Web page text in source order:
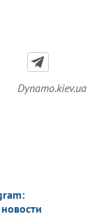
Dynamo.kiev.ua